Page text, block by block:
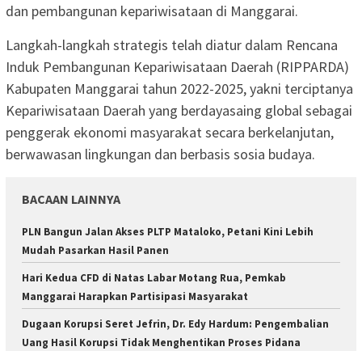
dan pembangunan kepariwisataan di Manggarai.
Langkah-langkah strategis telah diatur dalam Rencana
Induk Pembangunan Kepariwisataan Daerah (RIPPARDA)
Kabupaten Manggarai tahun 2022-2025, yakni terciptanya
Kepariwisataan Daerah yang berdayasaing global sebagai
penggerak ekonomi masyarakat secara berkelanjutan,
berwawasan lingkungan dan berbasis sosia budaya.
BACAAN LAINNYA
PLN Bangun Jalan Akses PLTP Mataloko, Petani Kini Lebih
Mudah Pasarkan Hasil Panen
Hari Kedua CFD di Natas Labar Motang Rua, Pemkab
Manggarai Harapkan Partisipasi Masyarakat
Dugaan Korupsi Seret Jefrin, Dr. Edy Hardum: Pengembalian
Uang Hasil Korupsi Tidak Menghentikan Proses Pidana